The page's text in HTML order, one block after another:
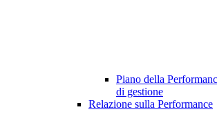
Piano della
di gestione
Relazione sulla Performance